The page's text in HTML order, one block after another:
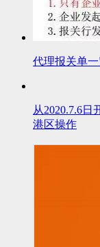
代理报关单
从2020.7.6
港区操作